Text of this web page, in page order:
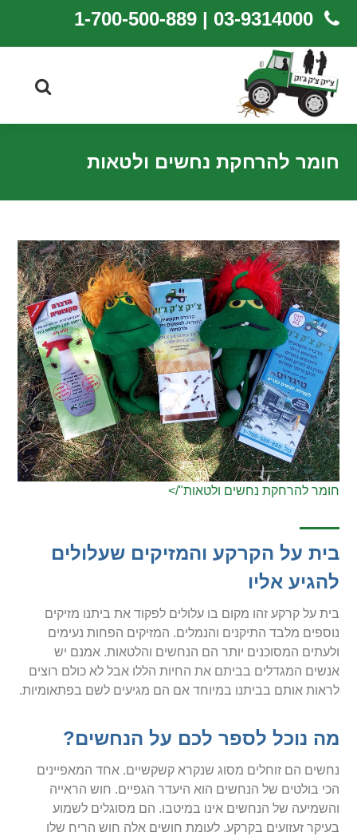
03-9314000 | 1-700-500-889
חומר להרחקת נחשים ולטאות
חומר להרחקת נחשים ולטאות"/>
בית על הקרקע והמזיקים שעלולים
להגיע אליו
בית על קרקע זהו מקום בו עלולים לפקוד את ביתנו מזיקים
נוספים מלבד התיקנים והנמלים. המזיקים הפחות נעימים
ולעתים המסוכנים יותר הם הנחשים והלטאות. אמנם יש
אנשים המגדלים בביתם את החיות הללו אבל לא כולם רוצים
לראות אותם בביתנו במיוחד אם הם מגיעים לשם בפתאומיות.
מה נוכל לספר לכם על הנחשים?
נחשים הם זוחלים מסוג שנקרא קשקשיים. אחד המאפיינים
הכי בולטים של הנחשים הוא היעדר הגפיים. חוש הראייה
והשמיעה של הנחשים אינו במיטבו. הם מסוגלים לשמוע
בעיקר זעזועים בקרקע. לעומת חושים אלה חוש הריח שלו